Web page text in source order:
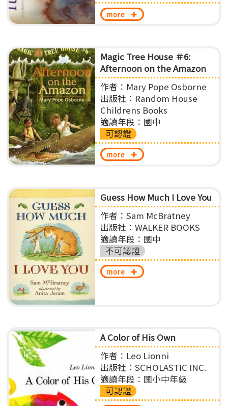
more
Magic Tree House ＃6:
Afternoon on the Amazon
作者：Mary Pope Osborne
出版社：Random House
Childrens Books
適讀年段：國中
可認證
more
Guess How Much I Love You
作者：Sam McBratney
出版社：WALKER BOOKS
適讀年段：國中
不可認證
more
A Color of His Own
作者：Leo Lionni
出版社：SCHOLASTIC INC.
適讀年段：國小中年級
可認證